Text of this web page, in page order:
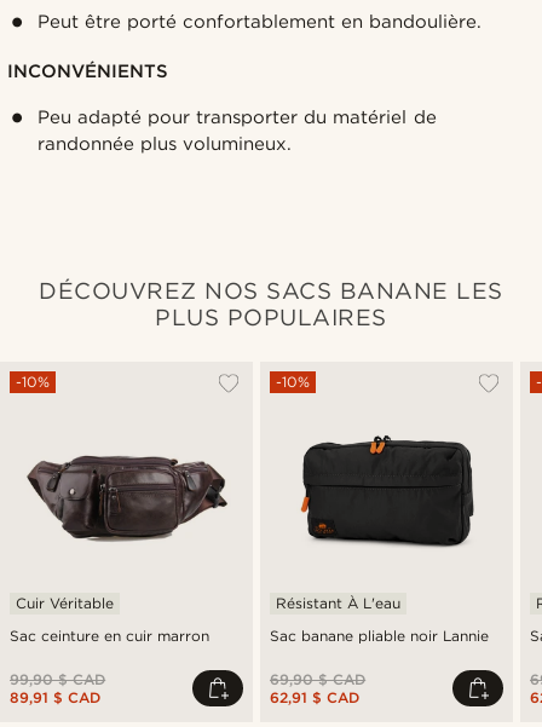
Peut être porté confortablement en bandoulière.
INCONVÉNIENTS
Peu adapté pour transporter du matériel de
randonnée plus volumineux.
DÉCOUVREZ NOS SACS BANANE LES
PLUS POPULAIRES
Sac ceinture en cuir marron
-10%
Cuir Véritable
99,90 $ CAD
89,91 $ CAD
Sac banane pliable noir Lannie
-10%
Résistant À L'eau
69,90 $ CAD
62,91 $ CAD